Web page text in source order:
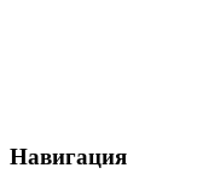
Навигация